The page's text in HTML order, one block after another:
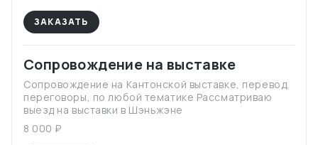
ЗАКАЗАТЬ
Сопровождение на выставке
Сопровождение на Кантонской выставке, перевод,
переговоры, по любой тематике Рассматриваю
выезд на выставки в Шэньжэне
8 000 ₽